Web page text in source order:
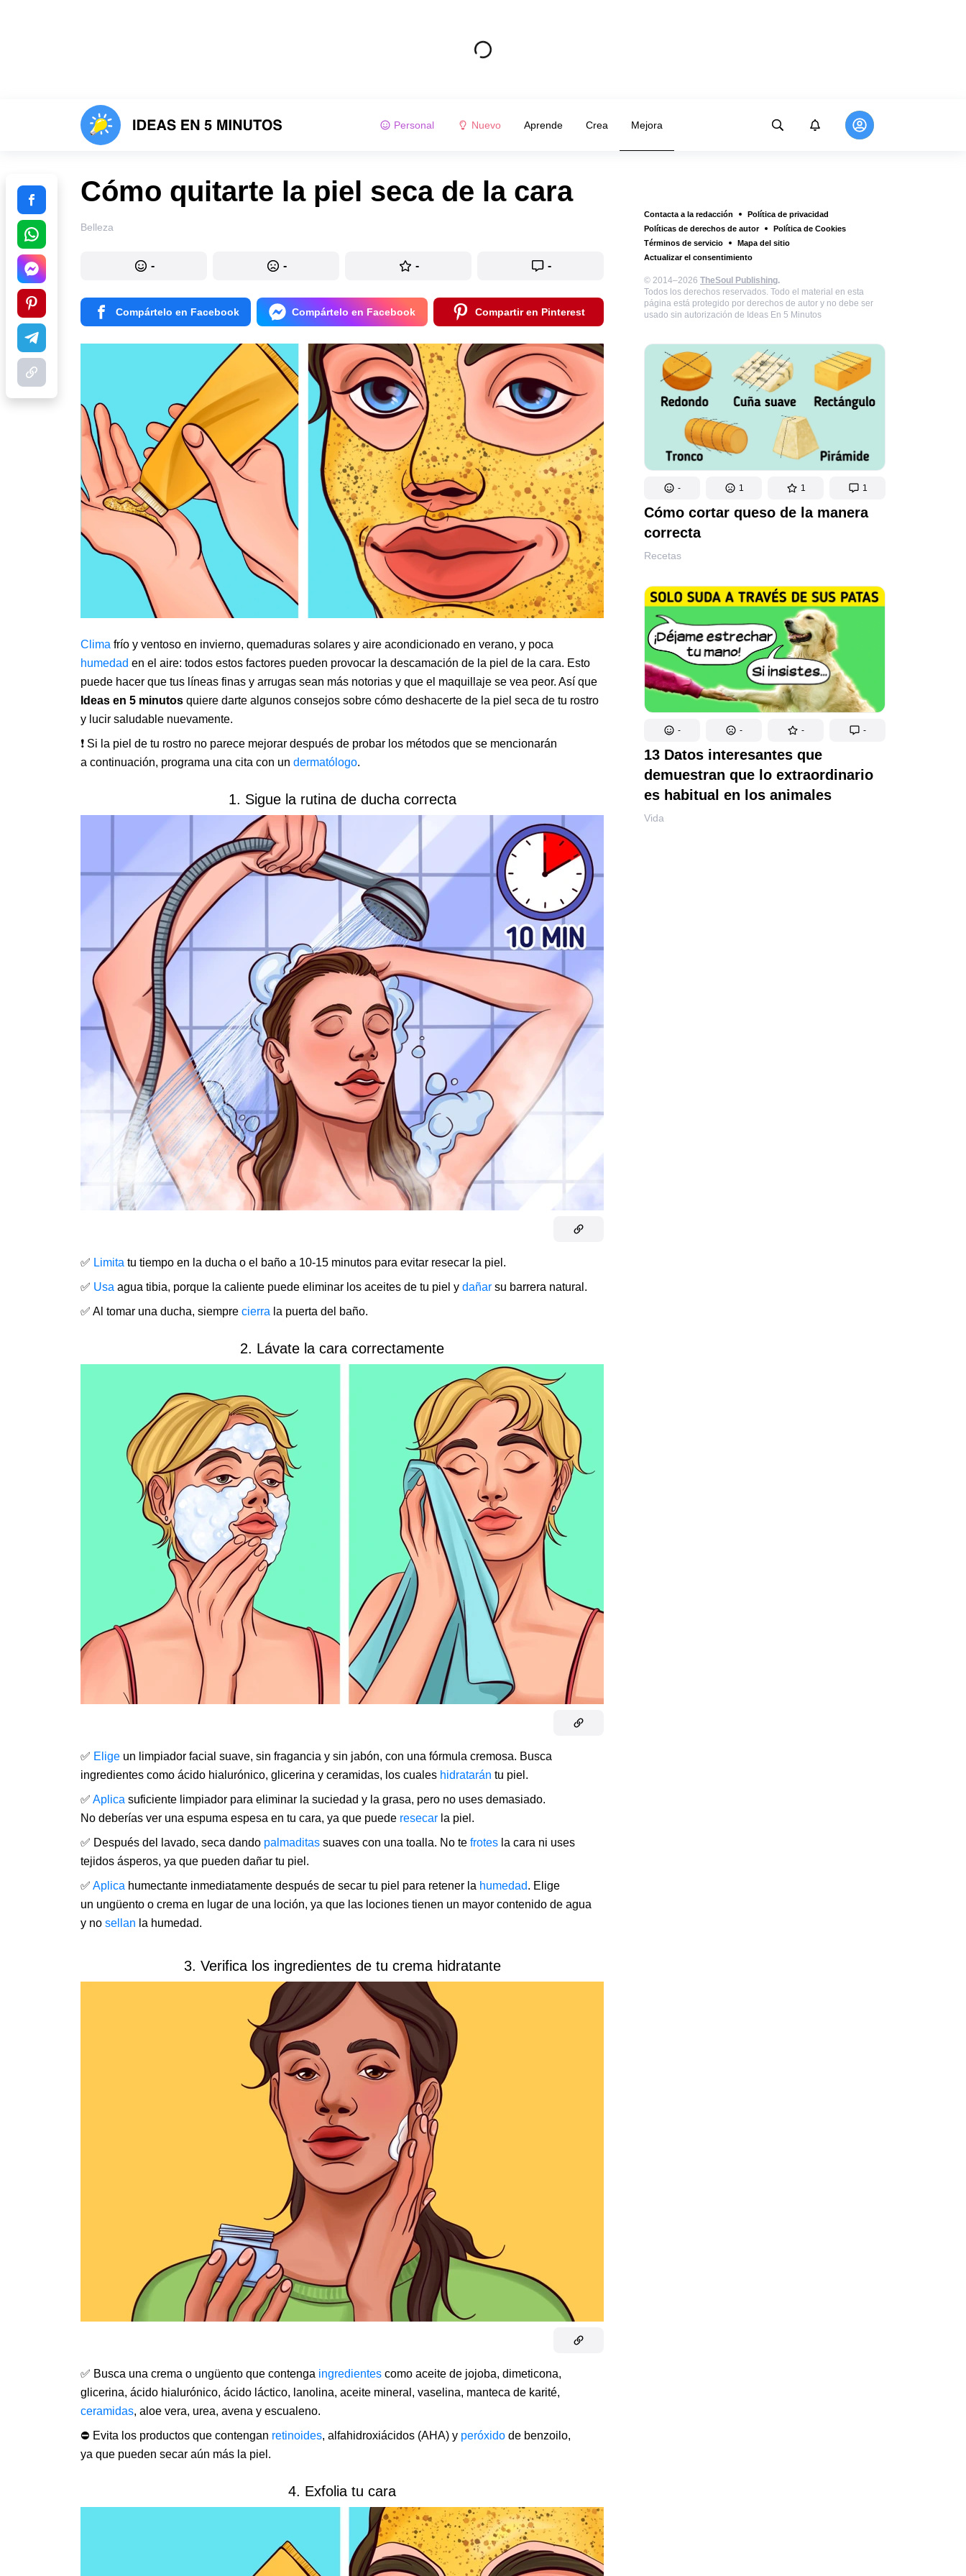
Personal Nuevo Aprende Crea Mejora
Contacta a la redacción
Política de privacidad
Políticas de derechos de autor
Política de Cookies
Términos de servicio
Mapa del sitio
Actualizar el consentimiento
© 2014–2026 TheSoul Publishing.
Todos los derechos reservados. Todo el material en esta
página está protegido por derechos de autor y no debe ser
usado sin autorización de Ideas En 5 Minutos
- 1 1 1
Cómo cortar queso de la manera
correcta
Recetas
- - - -
13 Datos interesantes que
demuestran que lo extraordinario
es habitual en los animales
Vida
Cómo quitarte la piel seca de la cara
Belleza
- - - -
Compártelo en Facebook Compártelo en Facebook Compartir en Pinterest
Clima frío y ventoso en invierno, quemaduras solares y aire acondicionado en verano, y poca
humedad en el aire: todos estos factores pueden provocar la descamación de la piel de la cara. Esto
puede hacer que tus líneas finas y arrugas sean más notorias y que el maquillaje se vea peor. Así que
Ideas en 5 minutos quiere darte algunos consejos sobre cómo deshacerte de la piel seca de tu rostro
y lucir saludable nuevamente.
❗ Si la piel de tu rostro no parece mejorar después de probar los métodos que se mencionarán
a continuación, programa una cita con un dermatólogo.
1. Sigue la rutina de ducha correcta
✅ Limita tu tiempo en la ducha o el baño a 10-15 minutos para evitar resecar la piel.
✅ Usa agua tibia, porque la caliente puede eliminar los aceites de tu piel y dañar su barrera natural.
✅ Al tomar una ducha, siempre cierra la puerta del baño.
2. Lávate la cara correctamente
✅ Elige un limpiador facial suave, sin fragancia y sin jabón, con una fórmula cremosa. Busca
ingredientes como ácido hialurónico, glicerina y ceramidas, los cuales hidratarán tu piel.
✅ Aplica suficiente limpiador para eliminar la suciedad y la grasa, pero no uses demasiado.
No deberías ver una espuma espesa en tu cara, ya que puede resecar la piel.
✅ Después del lavado, seca dando palmaditas suaves con una toalla. No te frotes la cara ni uses
tejidos ásperos, ya que pueden dañar tu piel.
✅ Aplica humectante inmediatamente después de secar tu piel para retener la humedad. Elige
un ungüento o crema en lugar de una loción, ya que las lociones tienen un mayor contenido de agua
y no sellan la humedad.
3. Verifica los ingredientes de tu crema hidratante
✅ Busca una crema o ungüento que contenga ingredientes como aceite de jojoba, dimeticona,
glicerina, ácido hialurónico, ácido láctico, lanolina, aceite mineral, vaselina, manteca de karité,
ceramidas, aloe vera, urea, avena y escualeno.
⛔ Evita los productos que contengan retinoides, alfahidroxiácidos (AHA) y peróxido de benzoilo,
ya que pueden secar aún más la piel.
4. Exfolia tu cara